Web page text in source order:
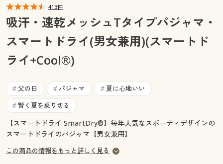
マイページ
閲覧履歴
お気に入り
サポート
ご利用ガイド
閲覧履歴
お気に入り
サポート
ご利用ガイド
よくある質問とお問い合わせ
413件
吸汗・速乾メッシュTタイプパジャマ・
スマートドライ(男女兼用)(スマートド
ライ+Cool®)
# 父の日 # パジャマ # 夏に心地いい
# 賢く夏を乗り切る
【スマートドライ SmartDry®】毎年人気なスポーティデザインの
スマートドライのパジャマ【男女兼用】
この商品の情報をもっと詳しく見る